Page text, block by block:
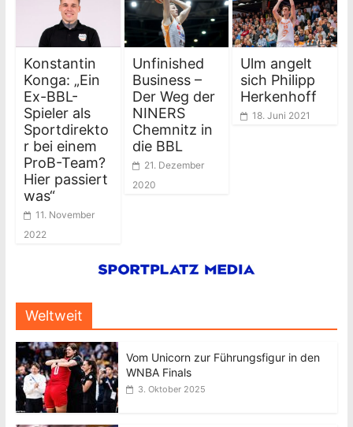
Konstantin
Konga: „Ein
Ex-BBL-
Spieler als
Sportdirekto
r bei einem
ProB-Team?
Hier passiert
was“
11. November
2022
Unfinished
Business –
Der Weg der
NINERS
Chemnitz in
die BBL
21. Dezember
2020
Ulm angelt
sich Philipp
Herkenhoff
18. Juni 2021
Weltweit
Vom Unicorn zur Führungsfigur in den
WNBA Finals
3. Oktober 2025